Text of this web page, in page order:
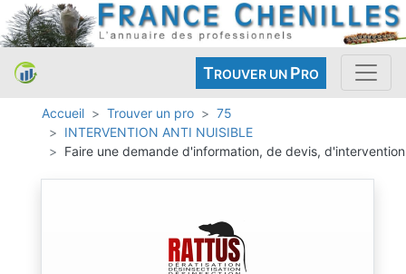
TROUVER UN PRO
Accueil Trouver un pro
75
INTERVENTION ANTI NUISIBLE
Faire une demande d'information, de devis, d'intervention